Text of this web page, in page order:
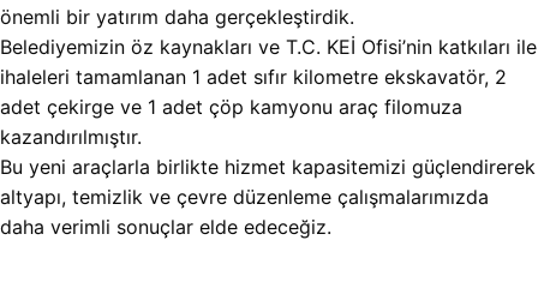
önemli bir yatırım daha gerçekleştirdik.
Belediyemizin öz kaynakları ve T.C. KEİ Ofisi’nin katkıları ile
ihaleleri tamamlanan 1 adet sıfır kilometre ekskavatör, 2
adet çekirge ve 1 adet çöp kamyonu araç filomuza
kazandırılmıştır.
Bu yeni araçlarla birlikte hizmet kapasitemizi güçlendirerek
altyapı, temizlik ve çevre düzenleme çalışmalarımızda
daha verimli sonuçlar elde edeceğiz.